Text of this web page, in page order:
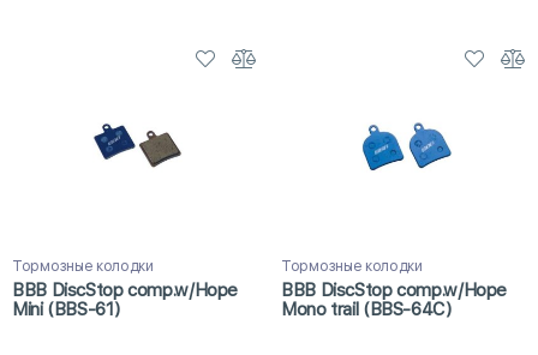
Тормозные колодки
BBB DiscStop comp.w/Hope
Mini (BBS-61)
Тормозные колодки
BBB DiscStop comp.w/Hope
Mono trail (BBS-64C)